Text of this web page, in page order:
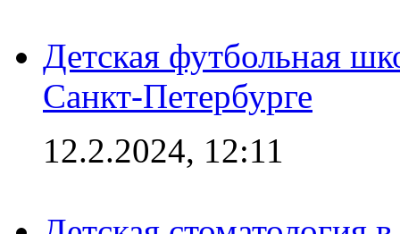
Детская футбольная
Санкт-Петербурге
12.2.2024, 12:11